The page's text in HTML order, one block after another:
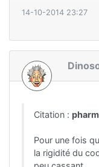
14-10-2014 23:27
Citation :
Pour une fois
la rigidité du